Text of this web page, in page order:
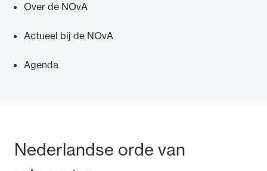
Over de NOvA
Actueel bij de NOvA
Agenda
Bezoek- en postadres
Nederlandse orde van